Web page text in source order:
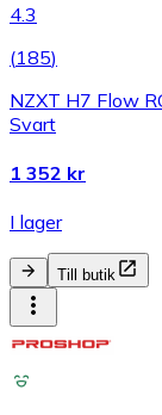
4.3
(185)
NZXT H7 Flow
Svart
1 352 kr
I lager
Till butik